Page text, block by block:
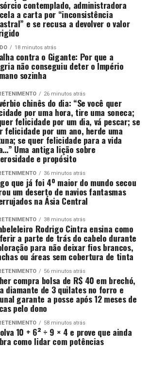
contemplado, administradora
a carta por “inconsistência
e se recusa a devolver o valor
18 minutos atrás
contra o Gigante: Por que a
não conseguiu deter o Império
sozinha
26 minutos atrás
chinês do dia: “Se você quer
por uma hora, tire uma soneca;
felicidade por um dia, vá pescar; se
felicidade por um ano, herde uma
se quer felicidade para a vida
Uma antiga lição sobre
e propósito
36 minutos atrás
que já foi 4º maior do mundo secou
um deserto de navios fantasmas
na Ásia Central
38 minutos atrás
Rodrigo Cintra ensina como
a parte de trás do cabelo durante
para não deixar fios brancos,
ou áreas sem cobertura de tinta
56 minutos atrás
compra bolsa de R$ 40 em brechó,
diamante de 3 quilates no forro e
garante a posse após 12 meses de
pelo dono
58 minutos atrás
10 + 6² ÷ 9 × 4 e prove que ainda
como lidar com potências